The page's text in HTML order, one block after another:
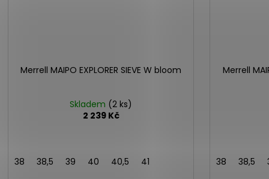
Merrell MAIPO EXPLORER SIEVE W bloom
Skladem (2 ks)
2 239 Kč
38 38,5 39 40 40,5 41
Merrell
38 38,5